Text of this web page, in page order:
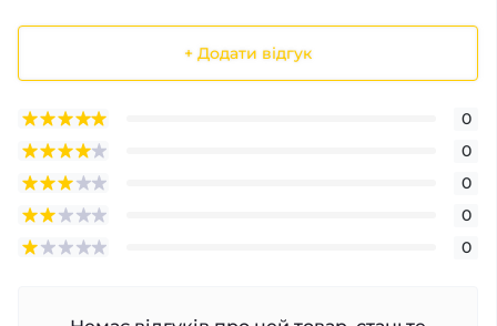
+ Додати відгук
0
0
0
0
0